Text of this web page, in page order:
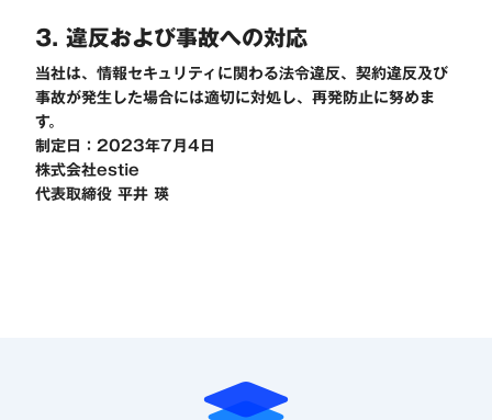
3. 違反および事故への対応
当社は、情報セキュリティに関わる法令違反、契約違反及び
事故が発生した場合には適切に対処し、再発防止に努めま
す。
制定日：2023年7月4日
株式会社estie
代表取締役 平井 瑛